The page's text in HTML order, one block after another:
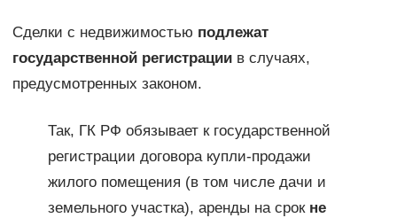
Сделки с недвижимостью подлежат
государственной регистрациив случаях,
предусмотренных законом.
Так, ГК РФ обязывает к государственной
регистрации договора купли-продажи
жилого помещения (в том числе дачи и
земельного участка), аренды на срок не